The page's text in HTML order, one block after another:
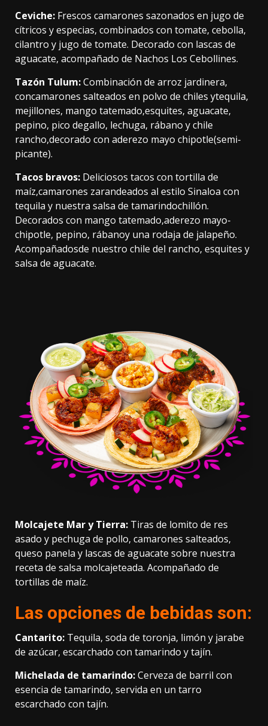
Ceviche: Frescos camarones sazonados en jugo de
cítricos y especias, combinados con tomate, cebolla,
cilantro y jugo de tomate. Decorado con lascas de
aguacate, acompañado de Nachos Los Cebollines.
Tazón Tulum:Combinación de arroz jardinera,
concamarones salteados en polvo de chiles ytequila,
mejillones, mango tatemado,esquites, aguacate,
pepino, pico degallo, lechuga, rábano y chile
rancho,decorado con aderezo mayo chipotle(semi-
picante).
Tacos bravos: Deliciosos tacos con tortilla de
maíz,camarones zarandeados al estilo Sinaloa con
tequila y nuestra salsa de tamarindochillón.
Decorados con mango tatemado,aderezo mayo-
chipotle, pepino, rábanoy una rodaja de jalapeño.
Acompañadosde nuestro chile del rancho, esquites y
salsa de aguacate.
Molcajete Mar y Tierra: Tiras de lomito de res
asado y pechuga de pollo, camarones salteados,
queso panela y lascas de aguacate sobre nuestra
receta de salsa molcajeteada. Acompañado de
tortillas de maíz.
Las opciones de bebidas son:
Cantarito: Tequila, soda de toronja, limón y jarabe
de azúcar, escarchado con tamarindo y tajín.
Michelada de tamarindo:Cerveza de barril con
esencia de tamarindo, servida en un tarro
escarchado con tajín.